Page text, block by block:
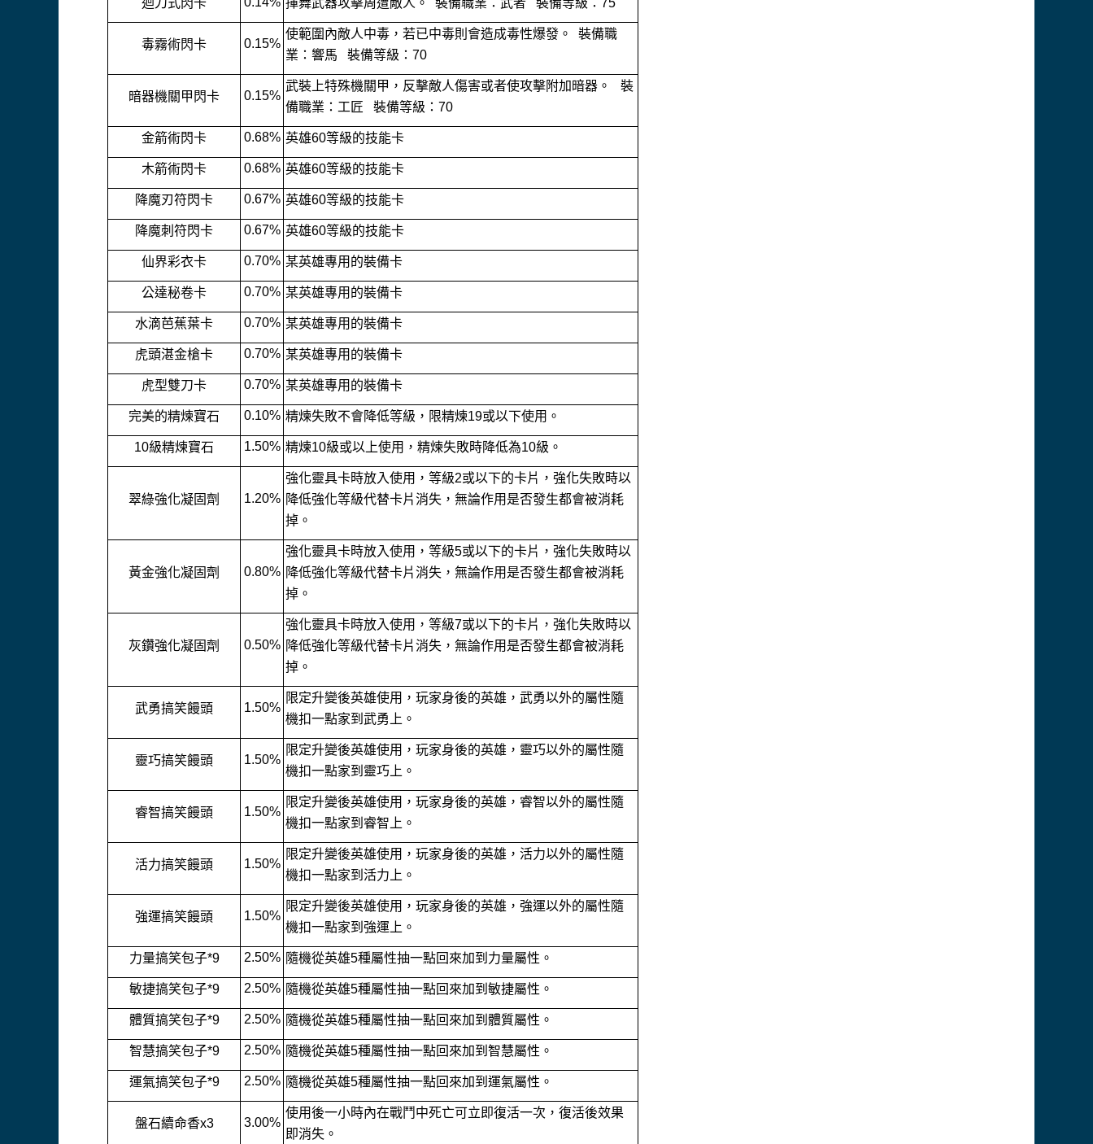
迴刀式閃卡 揮舞武器攻擊周遭敵人。 裝備職業：武者 裝備等級：75
毒霧術閃卡 0.15%
使範圍內敵人中毒，若已中毒則會造成毒性爆發。 裝備職
業：響馬 裝備等級：70
暗器機關甲閃卡 0.15%
武裝上特殊機關甲，反擊敵人傷害或者使攻擊附加暗器。 裝
備職業：工匠 裝備等級：70
金箭術閃卡 0.68% 英雄60等級的技能卡
木箭術閃卡 0.68% 英雄60等級的技能卡
降魔刃符閃卡 0.67% 英雄60等級的技能卡
降魔刺符閃卡 0.67% 英雄60等級的技能卡
仙界彩衣卡 0.70% 某英雄專用的裝備卡
公達秘卷卡 0.70% 某英雄專用的裝備卡
水滴芭蕉葉卡 0.70% 某英雄專用的裝備卡
虎頭湛金槍卡 0.70% 某英雄專用的裝備卡
虎型雙刀卡 0.70% 某英雄專用的裝備卡
完美的精煉寶石 0.10% 精煉失敗不會降低等級，限精煉19或以下使用。
10級精煉寶石 1.50% 精煉10級或以上使用，精煉失敗時降低為10級。
翠綠強化凝固劑 1.20%
強化靈具卡時放入使用，等級2或以下的卡片，強化失敗時以
降低強化等級代替卡片消失，無論作用是否發生都會被消耗
掉。
黃金強化凝固劑 0.80%
強化靈具卡時放入使用，等級5或以下的卡片，強化失敗時以
降低強化等級代替卡片消失，無論作用是否發生都會被消耗
掉。
灰鑽強化凝固劑 0.50%
強化靈具卡時放入使用，等級7或以下的卡片，強化失敗時以
降低強化等級代替卡片消失，無論作用是否發生都會被消耗
掉。
武勇搞笑饅頭 1.50%
限定升變後英雄使用，玩家身後的英雄，武勇以外的屬性隨
機扣一點家到武勇上。
靈巧搞笑饅頭 1.50%
限定升變後英雄使用，玩家身後的英雄，靈巧以外的屬性隨
機扣一點家到靈巧上。
睿智搞笑饅頭 1.50%
限定升變後英雄使用，玩家身後的英雄，睿智以外的屬性隨
機扣一點家到睿智上。
活力搞笑饅頭 1.50%
限定升變後英雄使用，玩家身後的英雄，活力以外的屬性隨
機扣一點家到活力上。
強運搞笑饅頭 1.50%
限定升變後英雄使用，玩家身後的英雄，強運以外的屬性隨
機扣一點家到強運上。
力量搞笑包子*9 2.50% 隨機從英雄5種屬性抽一點回來加到力量屬性。
敏捷搞笑包子*9 2.50% 隨機從英雄5種屬性抽一點回來加到敏捷屬性。
體質搞笑包子*9 2.50% 隨機從英雄5種屬性抽一點回來加到體質屬性。
智慧搞笑包子*9 2.50% 隨機從英雄5種屬性抽一點回來加到智慧屬性。
運氣搞笑包子*9 2.50% 隨機從英雄5種屬性抽一點回來加到運氣屬性。
盤石續命香x3 3.00%
使用後一小時內在戰鬥中死亡可立即復活一次，復活後效果
即消失。